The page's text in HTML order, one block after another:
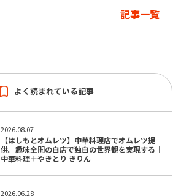
記事一覧
よく読まれている記事
2026.08.07
【はしもとオムレツ】中華料理店でオムレツ提
供。趣味全開の自店で独自の世界観を実現する｜
中華料理＋やきとり きりん
2026.06.28